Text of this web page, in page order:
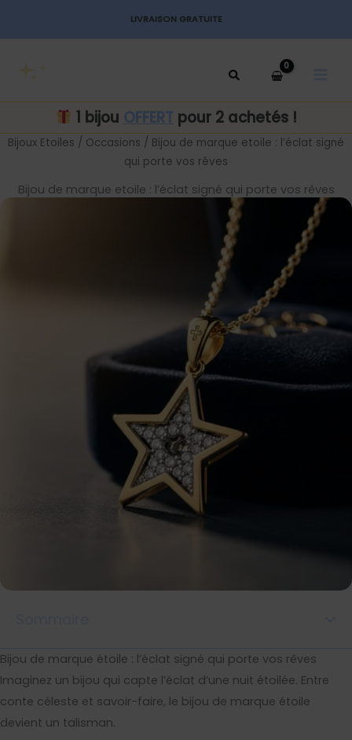
LIVRAISON GRATUITE
1 bijou OFFERT pour 2 achetés !
Bijoux Etoiles / Occasions / Bijou de marque etoile : l’éclat signé
qui porte vos rêves
Bijou de marque etoile : l’éclat signé qui porte vos rêves
Bijou de marque étoile : l’éclat signé qui porte vos rêves
Imaginez un bijou qui capte l’éclat d’une nuit étoilée. Entre
conte céleste et savoir-faire, le bijou de marque étoile
devient un talisman.